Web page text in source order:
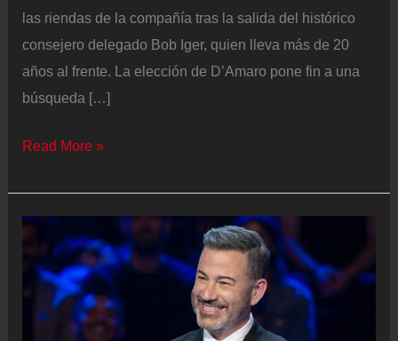
las riendas de la compañía tras la salida del histórico
consejero delegado Bob Iger, quien lleva más de 20
años al frente. La elección de D’Amaro pone fin a una
búsqueda […]
Disney
a
Josh
D’Amaro
nuevo
consejero
delegado
Read More »